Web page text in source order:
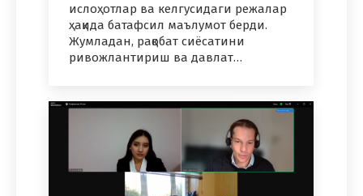
ислоҳотлар ва келгусидаги режалар
ҳақида батафсил маълумот берди.
Жумладан, рақобат сиёсатини
ривожлантириш ва давлат…